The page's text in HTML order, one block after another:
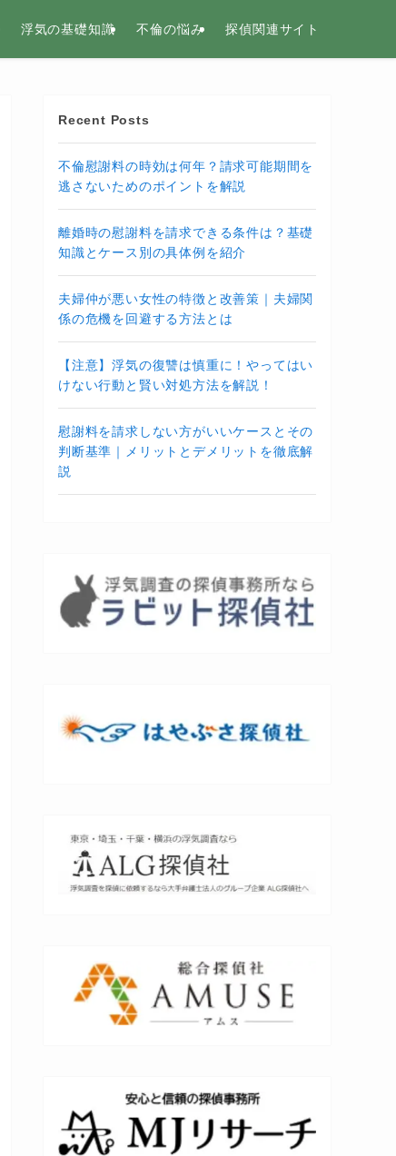
浮気の基礎知識 不倫の悩み 探偵関連サイト
Recent Posts
不倫慰謝料の時効は何年？請求可能期間を
逃さないためのポイントを解説
離婚時の慰謝料を請求できる条件は？基礎
知識とケース別の具体例を紹介
夫婦仲が悪い女性の特徴と改善策｜夫婦関
係の危機を回避する方法とは
【注意】浮気の復讐は慎重に！やってはい
けない行動と賢い対処方法を解説！
慰謝料を請求しない方がいいケースとその
判断基準｜メリットとデメリットを徹底解
説